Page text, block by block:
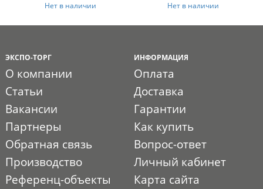
Нет в наличии Нет в наличии
ЭКСПО-ТОРГ
О компании
Статьи
Вакансии
Партнеры
Обратная связь
Производство
Референц-объекты
ИНФОРМАЦИЯ
Оплата
Доставка
Гарантии
Как купить
Вопрос-ответ
Личный кабинет
Карта сайта